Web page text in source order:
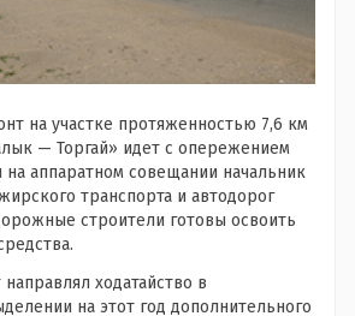
на участке протяженностью 7,6 км
— Торгай» идет с опережением
аппаратном совещании начальник
транспорта и автодорог
строители готовы освоить
ходатайство в
на этот год дополнительного